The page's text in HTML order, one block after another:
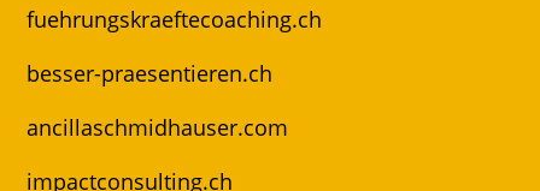
fuehrungskraeftecoaching.ch
besser-praesentieren.ch
ancillaschmidhauser.com
impactconsulting.ch